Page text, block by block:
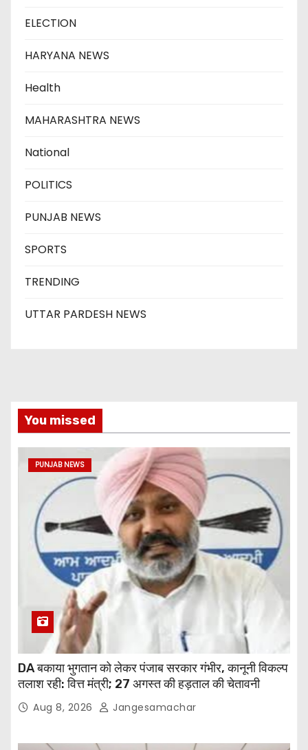
ELECTION
HARYANA NEWS
Health
MAHARASHTRA NEWS
National
POLITICS
PUNJAB NEWS
SPORTS
TRENDING
UTTAR PARDESH NEWS
You missed
PUNJAB NEWS
DA बकाया भुगतान को लेकर पंजाब सरकार गंभीर, कानूनी विकल्प
तलाश रही: वित्त मंत्री; 27 अगस्त की हड़ताल की चेतावनी
Aug 8, 2026 Jangesamachar